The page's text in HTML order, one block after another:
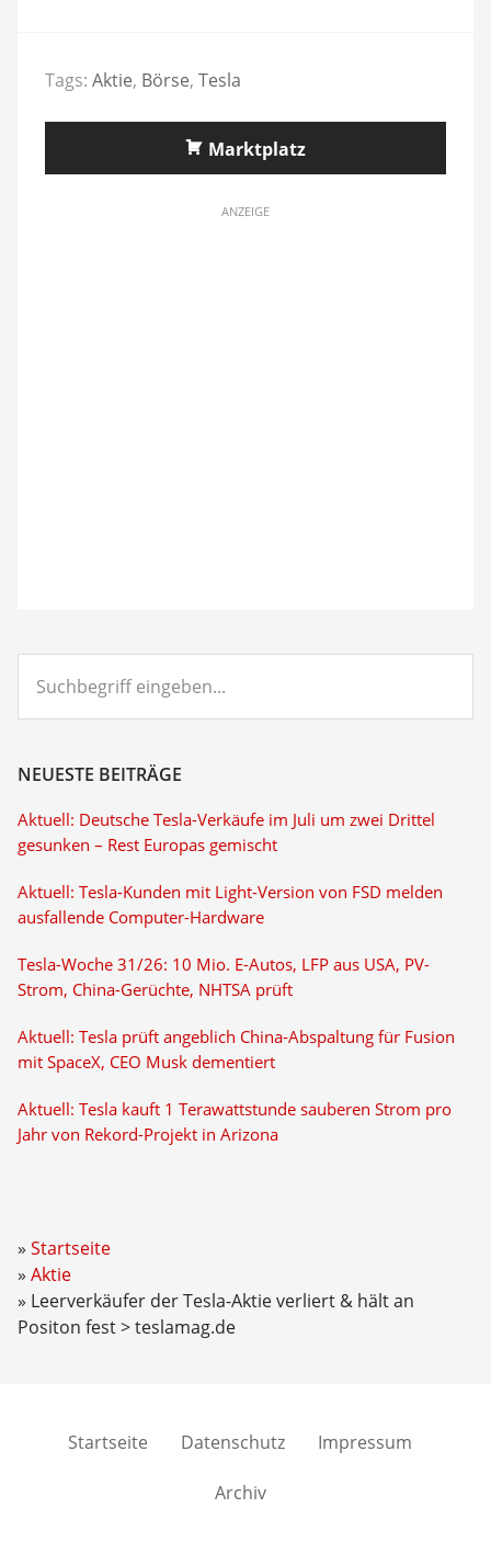
Tags: Aktie, Börse, Tesla
Marktplatz
ANZEIGE
eingeben...
NEUESTE BEITRÄGE
Aktuell: Deutsche Tesla-Verkäufe im Juli um zwei Drittel
gesunken – Rest Europas gemischt
Aktuell: Tesla-Kunden mit Light-Version von FSD melden
ausfallende Computer-Hardware
Tesla-Woche 31/26: 10 Mio. E-Autos, LFP aus USA, PV-
Strom, China-Gerüchte, NHTSA prüft
Aktuell: Tesla prüft angeblich China-Abspaltung für Fusion
mit SpaceX, CEO Musk dementiert
Aktuell: Tesla kauft 1 Terawattstunde sauberen Strom pro
Jahr von Rekord-Projekt in Arizona
Startseite
Aktie
Leerverkäufer der Tesla-Aktie verliert & hält an
Positon fest > teslamag.de
Startseite Datenschutz Impressum
Archiv